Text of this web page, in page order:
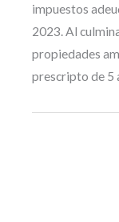
impuestos
2023. Al
propiedades
prescripto de 5